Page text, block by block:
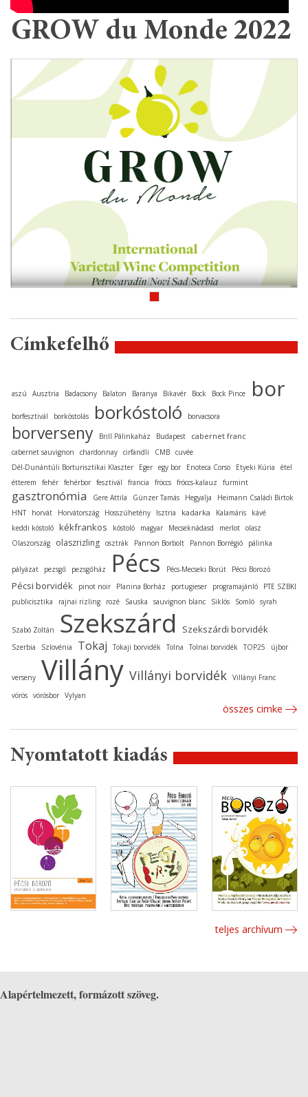
GROW du Monde 2022
Címkefelhő
aszú Ausztria Badacsony Balaton Baranya Bikavér Bock Bock Pince bor
borfesztivál borkóstolás borkóstoló borvacsora
borverseny Brill Pálinkaház Budapest cabernet franc
cabernet sauvignon chardonnay cirfandli CMB cuvée
Dél-Dunántúli Borturisztikai Klaszter
Eger egy bor Enoteca Corso Etyeki Kúria
étel
étterem
fehér fehérbor fesztivál francia fröccs fröccs-kalauz furmint
gasztronómia Gere Attila Günzer Tamás Hegyalja
Heimann Családi Birtok
HNT
horvát Horvátország Hosszúhetény Isztria kadarka Kalamáris
kávé
keddi kóstoló kékfrankos kóstoló magyar Mecseknádasd merlot olasz
Olaszország
olaszrizling osztrák Pannon Borbolt Pannon Borrégió pálinka
pályázat pezsgő pezsgőház Pécs Pécs-Mecseki Borút Pécsi Borozó
Pécsi borvidék pinot noir Planina Borház portugieser programajánló
PTE SZBKI
publicisztika
rajnai rizling rozé Sauska sauvignon blanc Siklós Somló syrah
Szabó Zoltán Szekszárd Szekszárdi borvidék
Szerbia Szlovénia Tokaj Tokaji borvidék Tolna Tolnai borvidék TOP25 újbor
verseny Villány Villányi borvidék Villányi Franc
vörös vörösbor Vylyan
összes cimke
Nyomtatott kiadás
teljes archívum
Alapértelmezett, formázott szöveg.